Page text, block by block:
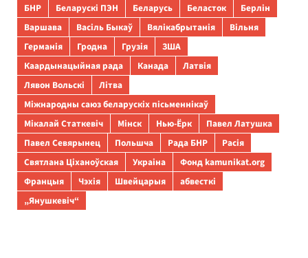
БНР
Беларускі ПЭН Беларусь Беласток
Берлін
Варшава
Васіль Быкаў Вялікабрытанія
Вільня
Германія
Гродна Грузія
ЗША
Каардынацыйная рада
Канада
Латвія
Лявон Вольскі
Літва
Міжнародны саюз беларускіх пісьменнікаў
Мікалай Статкевіч
Мінск Нью-Ёрк
Павел Латушка
Павел Севярынец
Польшча Рада БНР
Расія
Святлана Ціханоўская
Украіна
Фонд kamunikat.org
Францыя
Чэхія Швейцарыя
абвесткі
„Янушкевіч“